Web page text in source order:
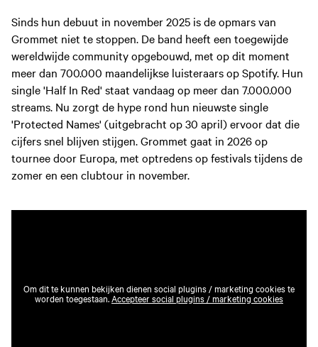
Sinds hun debuut in november 2025 is de opmars van
Grommet niet te stoppen. De band heeft een toegewijde
wereldwijde community opgebouwd, met op dit moment
meer dan 700.000 maandelijkse luisteraars op Spotify. Hun
single 'Half In Red' staat vandaag op meer dan 7.000.000
streams. Nu zorgt de hype rond hun nieuwste single
'Protected Names' (uitgebracht op 30 april) ervoor dat die
cijfers snel blijven stijgen. Grommet gaat in 2026 op
tournee door Europa, met optredens op festivals tijdens de
zomer en een clubtour in november.
Om dit te kunnen bekijken dienen social plugins / marketing cookies te
worden toegestaan.Accepteer social plugins / marketing cookies